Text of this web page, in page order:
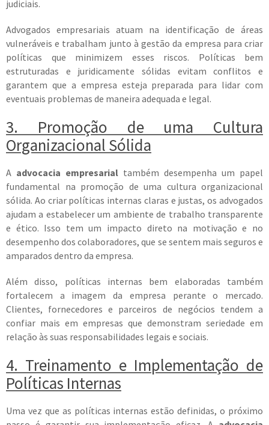
judiciais.
Advogados empresariais atuam na identificação de áreas
vulneráveis e trabalham junto à gestão da empresa para criar
políticas que minimizem esses riscos. Políticas bem
estruturadas e juridicamente sólidas evitam conflitos e
garantem que a empresa esteja preparada para lidar com
eventuais problemas de maneira adequada e legal.
3. Promoção de uma Cultura
Organizacional Sólida
A advocacia empresarial também desempenha um papel
fundamental na promoção de uma cultura organizacional
sólida. Ao criar políticas internas claras e justas, os advogados
ajudam a estabelecer um ambiente de trabalho transparente
e ético. Isso tem um impacto direto na motivação e no
desempenho dos colaboradores, que se sentem mais seguros e
amparados dentro da empresa.
Além disso, políticas internas bem elaboradas também
fortalecem a imagem da empresa perante o mercado.
Clientes, fornecedores e parceiros de negócios tendem a
confiar mais em empresas que demonstram seriedade em
relação às suas responsabilidades legais e sociais.
4. Treinamento e Implementação de
Políticas Internas
Uma vez que as políticas internas estão definidas, o próximo